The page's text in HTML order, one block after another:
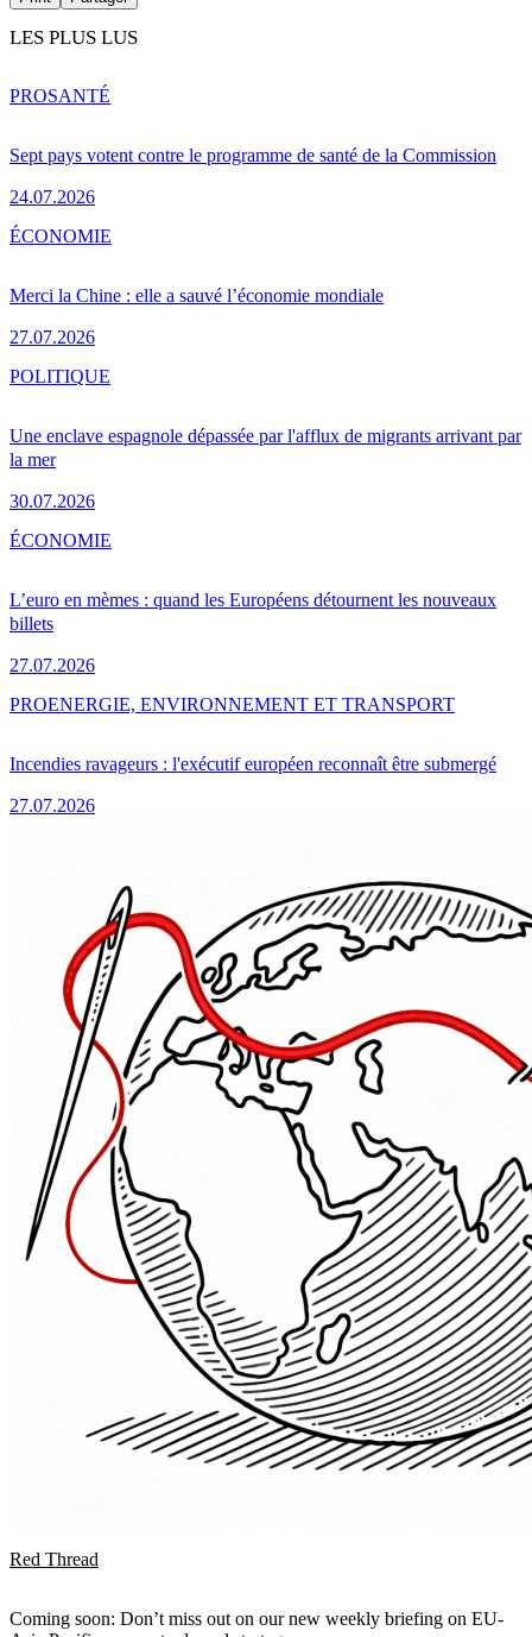
LES PLUS LUS
Sept pays votent contre le programme de santé de la Commission
24.07.2026
PROSANTÉ
Merci la Chine : elle a sauvé l’économie mondiale
27.07.2026
ÉCONOMIE
Une enclave espagnole dépassée par l'afflux de migrants arrivant par
la mer
30.07.2026
POLITIQUE
L’euro en mèmes : quand les Européens détournent les nouveaux
billets
27.07.2026
ÉCONOMIE
Incendies ravageurs : l'exécutif européen reconnaît être submergé
27.07.2026
PROENERGIE, ENVIRONNEMENT ET TRANSPORT
Red Thread
Coming soon: Don’t miss out on our new weekly briefing on EU-